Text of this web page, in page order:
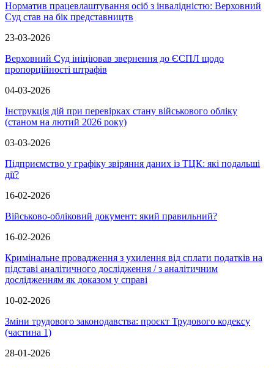
Норматив працевлаштування осіб з інвалідністю: Верховний
Суд став на бік представництв
23-03-2026
Верховний Суд ініціював звернення до ЄСПЛ щодо
пропорційності штрафів
04-03-2026
Інструкція дій при перевірках стану військового обліку
(станом на лютий 2026 року)
03-03-2026
Підприємство у графіку звіряння даних із ТЦК: які подальші
дії?
16-02-2026
Військово-обліковий документ: який правильний?
16-02-2026
Кримінальне провадження з ухилення від сплати податків на
підставі аналітичного дослідження / з аналітичним
дослідженням як доказом у справі
10-02-2026
Зміни трудового законодавства: проєкт Трудового кодексу
(частина 1)
28-01-2026